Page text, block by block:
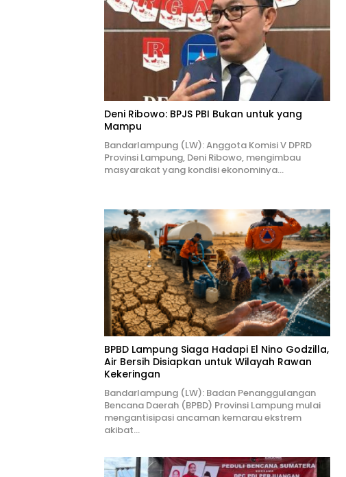
Deni Ribowo: BPJS PBI Bukan untuk yang
Mampu
Bandarlampung (LW): Anggota Komisi V DPRD
Provinsi Lampung, Deni Ribowo, mengimbau
masyarakat yang kondisi ekonominya…
BPBD Lampung Siaga Hadapi El Nino Godzilla,
Air Bersih Disiapkan untuk Wilayah Rawan
Kekeringan
Bandarlampung (LW): Badan Penanggulangan
Bencana Daerah (BPBD) Provinsi Lampung mulai
mengantisipasi ancaman kemarau ekstrem
akibat…